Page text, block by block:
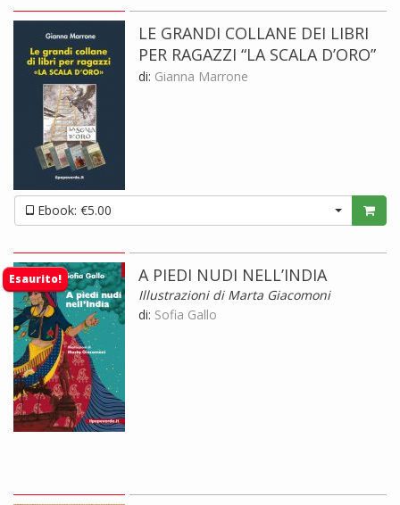
LE GRANDI COLLANE DEI LIBRI
PER RAGAZZI “LA SCALA D’ORO”
di: Gianna Marrone
Ebook: €5.00
Esaurito! A PIEDI NUDI NELL’INDIA
Illustrazioni di Marta Giacomoni
di: Sofia Gallo